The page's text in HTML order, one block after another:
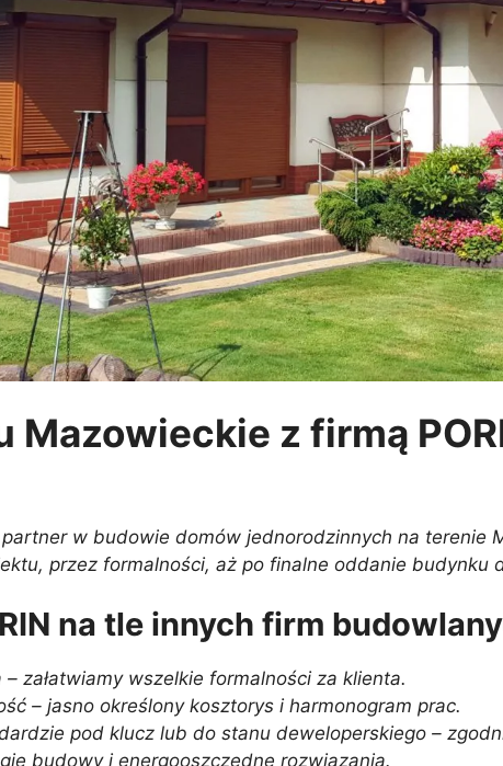
Mazowieckie z firmą
w budowie domów jednorodzinnych na terenie
przez formalności, aż po finalne oddanie budynku
na tle innych firm
– załatwiamy wszelkie formalności za klienta.
– jasno określony kosztorys i harmonogram prac.
pod klucz lub do stanu deweloperskiego –
budowy i energooszczędne rozwiązania.